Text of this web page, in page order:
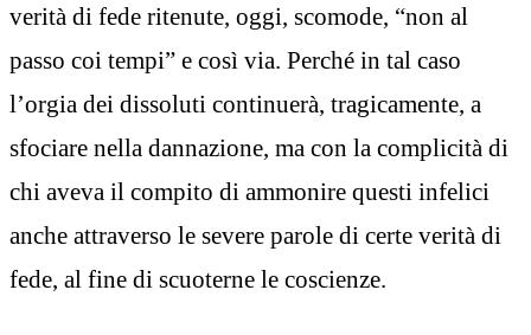
verità di fede ritenute, oggi, scomode, “non al
passo coi tempi” e così via. Perché in tal caso
l’orgia dei dissoluti continuerà, tragicamente, a
sfociare nella dannazione, ma con la complicità di
chi aveva il compito di ammonire questi infelici
anche attraverso le severe parole di certe verità di
fede, al fine di scuoterne le coscienze.